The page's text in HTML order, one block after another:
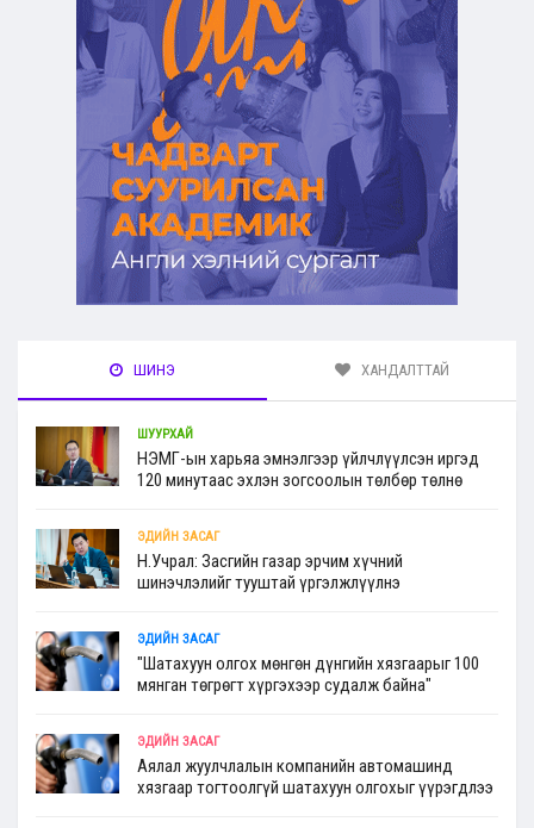
ШИНЭ ХАНДАЛТТАЙ
ШУУРХАЙ
НЭМГ-ын харьяа эмнэлгээр үйлчлүүлсэн иргэд
120 минутаас эхлэн зогсоолын төлбөр төлнө
ЭДИЙН ЗАСАГ
Н.Учрал: Засгийн газар эрчим хүчний
шинэчлэлийг тууштай үргэлжлүүлнэ
ЭДИЙН ЗАСАГ
"Шатахуун олгох мөнгөн дүнгийн хязгаарыг 100
мянган төгрөгт хүргэхээр судалж байна"
ЭДИЙН ЗАСАГ
Аялал жуулчлалын компанийн автомашинд
хязгаар тогтоолгүй шатахуун олгохыг үүрэгдлээ